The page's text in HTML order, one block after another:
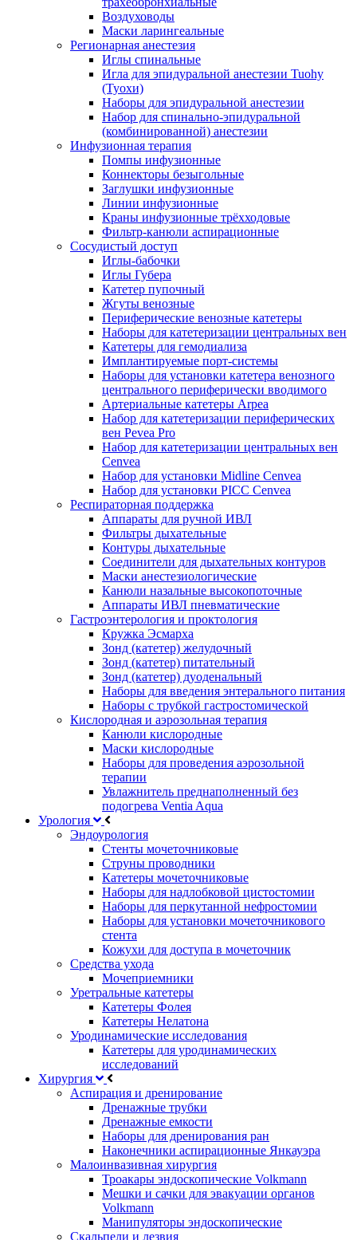
Воздуховоды
Маски ларингеальные
Регионарная анестезия
Иглы спинальные
Игла для эпидуральной анестезии Tuohy
(Туохи)
Наборы для эпидуральной анестезии
Набор для спинально-эпидуральной
(комбинированной) анестезии
Инфузионная терапия
Помпы инфузионные
Коннекторы безыгольные
Заглушки инфузионные
Линии инфузионные
Краны инфузионные трёхходовые
Фильтр-канюли аспирационные
Сосудистый доступ
Иглы-бабочки
Иглы Губера
Катетер пупочный
Жгуты венозные
Периферические венозные катетеры
Наборы для катетеризации центральных вен
Катетеры для гемодиализа
Имплантируемые порт‑системы
Наборы для установки катетера венозного
центрального периферически вводимого
Артериальные катетеры Arpea
Набор для катетеризации периферических
вен Pevea Pro
Набор для катетеризации центральных вен
Cenvea
Набор для установки Midline Cenvea
Набор для установки PICC Cenvea
Респираторная поддержка
Аппараты для ручной ИВЛ
Фильтры дыхательные
Контуры дыхательные
Соединители для дыхательных контуров
Маски анестезиологические
Канюли назальные высокопоточные
Аппараты ИВЛ пневматические
Гастроэнтерология и проктология
Кружка Эсмарха
Зонд (катетер) желудочный
Зонд (катетер) питательный
Зонд (катетер) дуоденальный
Наборы для введения энтерального питания
Наборы с трубкой гастростомической
Кислородная и аэрозольная терапия
Канюли кислородные
Маски кислородные
Наборы для проведения аэрозольной
терапии
Увлажнитель преднаполненный без
подогрева Ventia Aqua
Урология
Эндоурология
Стенты мочеточниковые
Струны проводники
Катетеры мочеточниковые
Наборы для надлобковой цистостомии
Наборы для перкутанной нефростомии
Наборы для установки мочеточникового
стента
Кожухи для доступа в мочеточник
Средства ухода
Мочеприемники
Уретральные катетеры
Катетеры Фолея
Катетеры Нелатона
Уродинамические исследования
Катетеры для уродинамических
исследований
Хирургия
Аспирация и дренирование
Дренажные трубки
Дренажные емкости
Наборы для дренирования ран
Наконечники аспирационные Янкауэра
Малоинвазивная хирургия
Троакары эндоскопические Volkmann
Мешки и сачки для эвакуации органов
Volkmann
Манипуляторы эндоскопические
Скальпели и лезвия